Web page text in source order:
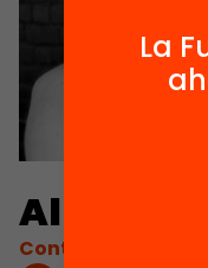
Alba
Contacta'm:
La